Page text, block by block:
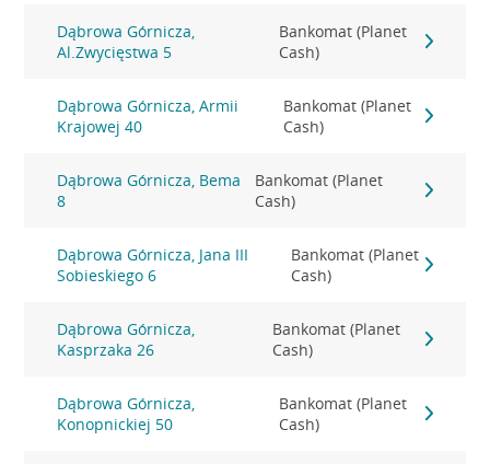
Dąbrowa Górnicza,
Al.Zwycięstwa 5
Bankomat (Planet
Cash)
Dąbrowa Górnicza, Armii
Krajowej 40
Bankomat (Planet
Cash)
Dąbrowa Górnicza, Bema
8
Bankomat (Planet
Cash)
Dąbrowa Górnicza, Jana III
Sobieskiego 6
Bankomat (Planet
Cash)
Dąbrowa Górnicza,
Kasprzaka 26
Bankomat (Planet
Cash)
Dąbrowa Górnicza,
Konopnickiej 50
Bankomat (Planet
Cash)